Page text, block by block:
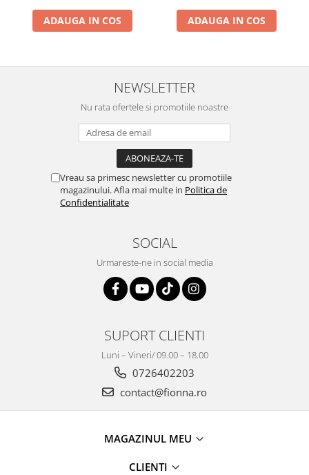
ADAUGA IN COS ADAUGA IN COS
NEWSLETTER
Nu rata ofertele si promotiile noastre
Vreau sa primesc newsletter cu promotiile
magazinului. Afla mai multe in Politica de
Confidentialitate
SOCIAL
Urmareste-ne in social media
SUPORT CLIENTI
Luni – Vineri/ 09.00 – 18.00
0726402203
contact@fionna.ro
MAGAZINUL MEU
CLIENTI